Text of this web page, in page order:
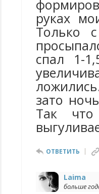
руках
Только
спал 1-
зато
Так
ОТВЕТИТЬ
Laima
больше